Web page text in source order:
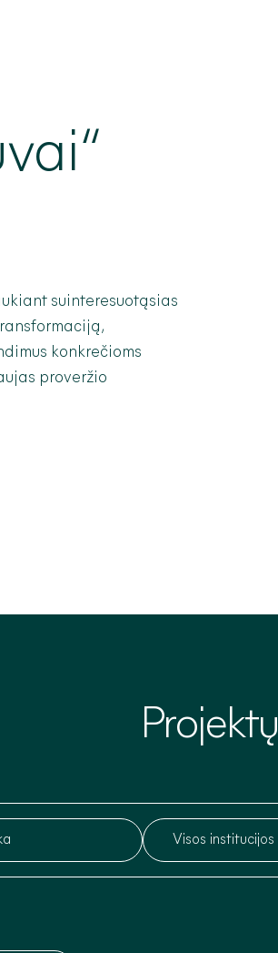
suinteresuotąsias
konkrečioms
proveržio
Projektų